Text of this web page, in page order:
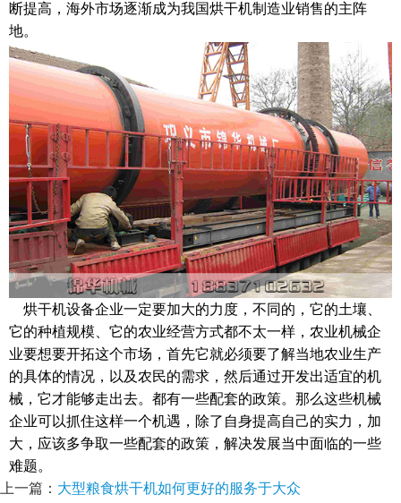
断提高，海外市场逐渐成为我国烘干机制造业销售的主阵
地。
烘干机设备企业一定要加大的力度，不同的，它的土壤、
它的种植规模、它的农业经营方式都不太一样，农业机械企
业要想要开拓这个市场，首先它就必须要了解当地农业生产
的具体的情况，以及农民的需求，然后通过开发出适宜的机
械，它才能够走出去。都有一些配套的政策。那么这些机械
企业可以抓住这样一个机遇，除了自身提高自己的实力，加
大，应该多争取一些配套的政策，解决发展当中面临的一些
难题。
上一篇： 大型粮食烘干机如何更好的服务于大众